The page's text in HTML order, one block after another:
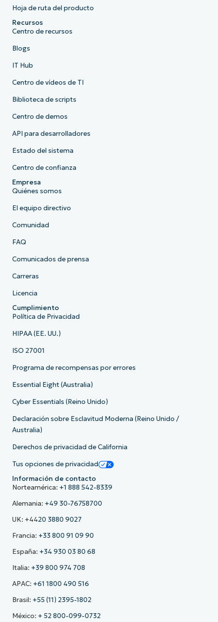
Hoja de ruta del producto
Recursos
Centro de recursos
Blogs
IT Hub
Centro de vídeos de TI
Biblioteca de scripts
Centro de demos
API para desarrolladores
Estado del sistema
Centro de confianza
Empresa
Quiénes somos
El equipo directivo
Comunidad
FAQ
Comunicados de prensa
Carreras
Licencia
Cumplimiento
Política de Privacidad
HIPAA (EE. UU.)
ISO 27001
Programa de recompensas por errores
Essential Eight (Australia)
Cyber Essentials (Reino Unido)
Declaración sobre Esclavitud Moderna (Reino Unido /
Australia)
Derechos de privacidad de California
Tus opciones de privacidad
Información de contacto
Norteamérica: +1 888 542-8339
Alemania: +49 30-76758700
UK: +4420 3880 9027
Francia: +33 800 91 09 90
España: +34 930 03 80 68
Italia: +39 800 974 708
APAC: +61 1800 490 516
Brasil: +55 (11) 2395-1802
México: + 52 800-099-0732